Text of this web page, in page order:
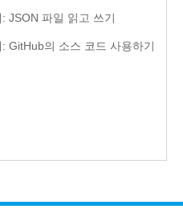
JSON 파일 읽고 쓰기
GitHub의 소스 코드 사용하기